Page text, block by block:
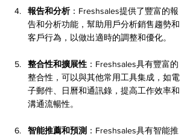
報告和分析：Freshsales提供了豐富的報
告和分析功能，幫助用戶分析銷售趨勢和
客戶行為，以做出適時的調整和優化。
整合性和擴展性 ：Freshsales具有豐富的
整合性，可以與其他常用工具集成，如電
子郵件、日曆和通訊錄，提高工作效率和
溝通流暢性。
智能推薦和預測 ：Freshsales具有智能推